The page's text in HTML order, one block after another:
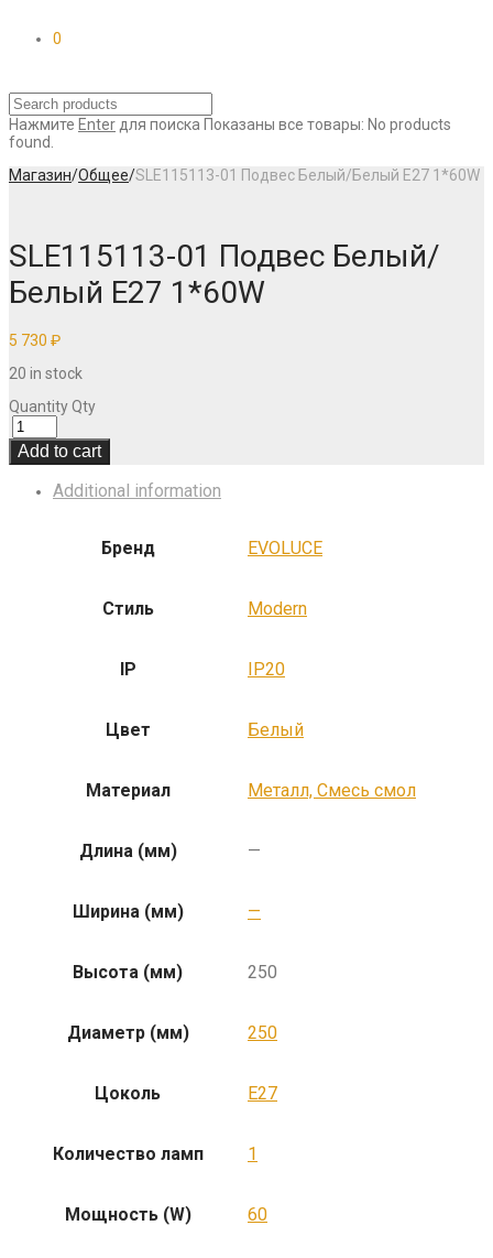
0
Нажмите Enter для поиска Показаны все товары: No products
found.
Магазин/Общее/SLE115113-01 Подвес Белый/Белый E27 1*60W
SLE115113-01 Подвес Белый/
Белый E27 1*60W
5 730 ₽
20 in stock
QuantityQty
Add to cart
Additional information
Бренд EVOLUCE
Стиль Modern
IP IP20
Цвет Белый
Материал Металл, Смесь смол
Длина (мм) —
Ширина (мм) —
Высота (мм) 250
Диаметр (мм) 250
Цоколь E27
Количество ламп 1
Мощность (W) 60